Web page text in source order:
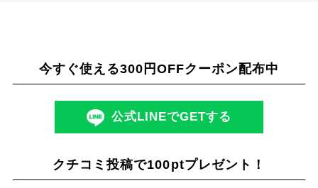
今すぐ使える300円OFFクーポン配布中
公式LINEでGETする
クチコミ投稿で100ptプレゼント！